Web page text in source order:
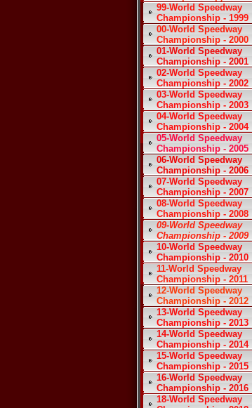
99-World Speedway
Championship - 1999
00-World Speedway
Championship - 2000
01-World Speedway
Championship - 2001
02-World Speedway
Championship - 2002
03-World Speedway
Championship - 2003
04-World Speedway
Championship - 2004
05-World Speedway
Championship - 2005
06-World Speedway
Championship - 2006
07-World Speedway
Championship - 2007
08-World Speedway
Championship - 2008
09-World Speedway
Championship - 2009
10-World Speedway
Championship - 2010
11-World Speedway
Championship - 2011
12-World Speedway
Championship - 2012
13-World Speedway
Championship - 2013
14-World Speedway
Championship - 2014
15-World Speedway
Championship - 2015
16-World Speedway
Championship - 2016
18-World Speedway